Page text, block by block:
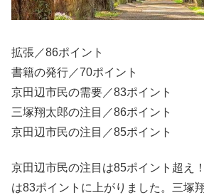
拡張／86ポイント
書籍の発行／70ポイント
京田辺市民の需要／83ポイント
三塚翔太郎の注目／86ポイント
京田辺市民の注目／85ポイント
京田辺市民の注目は85ポイント超え
は83ポイントに上がりました。三塚